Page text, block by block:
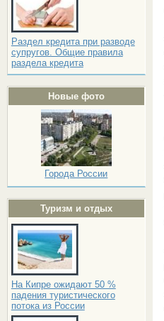
Раздел кредита при разводе
супругов. Общие правила
раздела кредита
Новые фото
Города России
Туризм и отдых
На Кипре ожидают 50 %
падения туристического
потока из России